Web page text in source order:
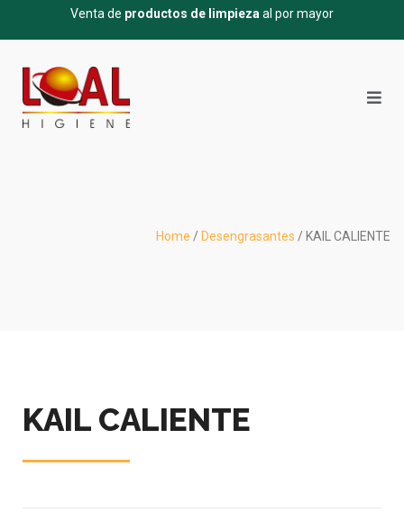
Venta de productos de limpieza al por mayor
Home / Desengrasantes / KAIL CALIENTE
KAIL CALIENTE